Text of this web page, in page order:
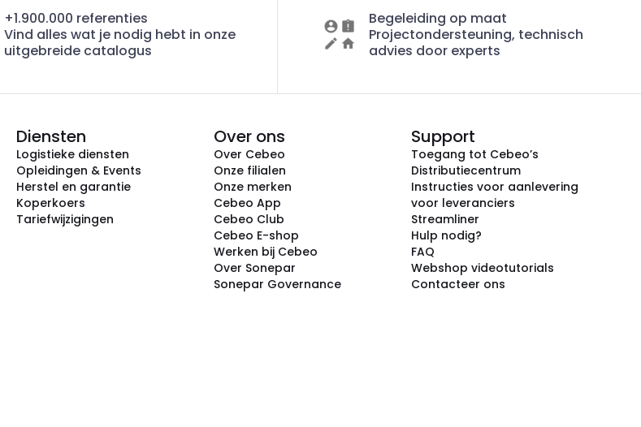
+1.900.000 referenties
Vind alles wat je nodig hebt in onze
uitgebreide catalogus
Begeleiding op maat
Projectondersteuning, technisch
advies door experts
Diensten
Logistieke diensten
Opleidingen & Events
Herstel en garantie
Koperkoers
Tariefwijzigingen
Over ons
Over Cebeo
Onze filialen
Onze merken
Cebeo App
Cebeo Club
Cebeo E-shop
Werken bij Cebeo
Over Sonepar
Sonepar Governance
Support
Toegang tot Cebeo’s
Distributiecentrum
Instructies voor aanlevering
voor leveranciers
Streamliner
Hulp nodig?
FAQ
Webshop videotutorials
Contacteer ons